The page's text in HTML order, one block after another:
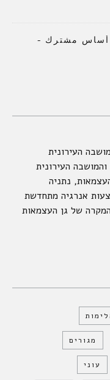
– أساس مشترك –
העירונית
העירונית
נתניה
אנרגיה מתחדשת
של גן העצמאות
מגורים
עוני